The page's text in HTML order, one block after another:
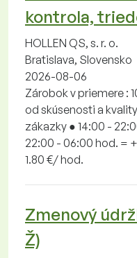
kontrola,
HOLLEN QS, s. r. o.
Bratislava, Slovensko
2026-08-06
Zárobok v priemere :
od skúsenosti a
zákazky ● 14:00 -
22:00 - 06:00 hod. =
1.80 €/ hod.
Zmenový
Ž)